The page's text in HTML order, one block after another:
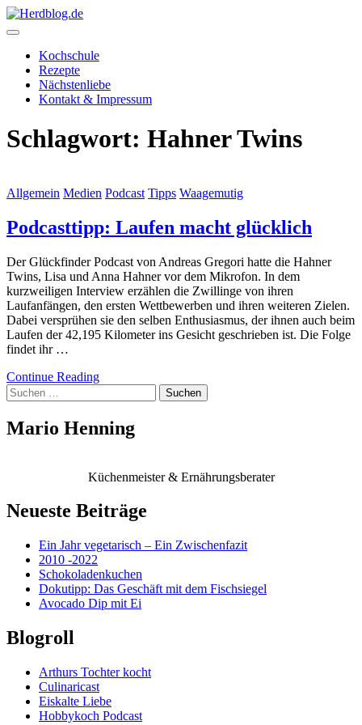
Skip
to
Herdblog.de
Kochschule
Rezepte
Nächstenliebe
Kontakt & Impressum
Schlagwort: Hahner Twins
Allgemein Medien Podcast Tipps Waagemutig
Podcasttipp: Laufen macht glücklich
Der Glückfinder Podcast von Andreas Gregori hatte die Hahner
Twins, Lisa und Anna Hahner vor dem Mikrofon. In dem
kurzweiligen Interview erzählen die Zwillinge von ihren
Laufanfängen, den ersten Wettbewerben und ihren weiteren Zielen.
Dabei versprühen sie den selben Enthusiasmus, der ihnen auch beim
Laufen der 42,195 Kilometer ins Gesicht geschrieben ist. Die Folge
findet ihr …
Continue Reading
Suchen
nach:
Mario Henning
Küchenmeister & Ernährungsberater
Neueste Beiträge
Ein Jahr vegetarisch – Ein Zwischenfazit
2010 -2022
Schokoladenkuchen
Dokutipp: Das Geschäft mit dem Fischsiegel
Avocado Dip mit Ei
Blogroll
Arthurs Tochter kocht
Culinaricast
Eiskalte Liebe
Hobbykoch Podcast